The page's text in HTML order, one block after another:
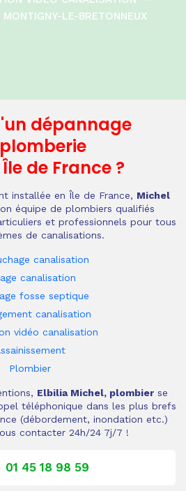
MONTIGNY-LE-BRETONNEUX
dépannage
de France ?
installée en Île de France, Michel
équipe de plombiers qualifiés
et professionnels pour tous
de canalisations.
canalisation
canalisation
fosse septique
canalisation
vidéo canalisation
Plombier
Elbilia Michel, plombier se
téléphonique dans les plus brefs
(débordement, inondation etc.)
contacter 24h/24 7j/7 !
01 45 18 98 59